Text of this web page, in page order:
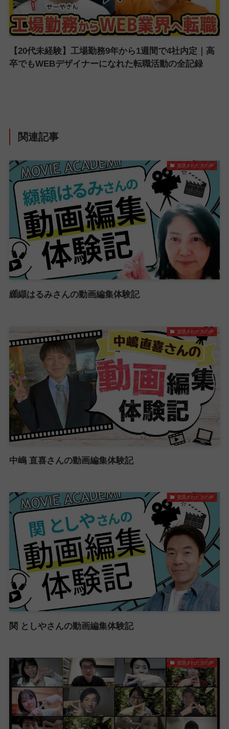
【20代未経験】工場勤務9年から1週間で4社内定｜高
卒でもWEBデザイナーになれた転職活動の全記録
関連記事
受講された方の声
纐纈はるみさんの動画編集体験記
受講された方の声
中嶋 直喜さんの動画編集体験記
受講された方の声
関 としやさんの動画編集体験記
受講された方の声